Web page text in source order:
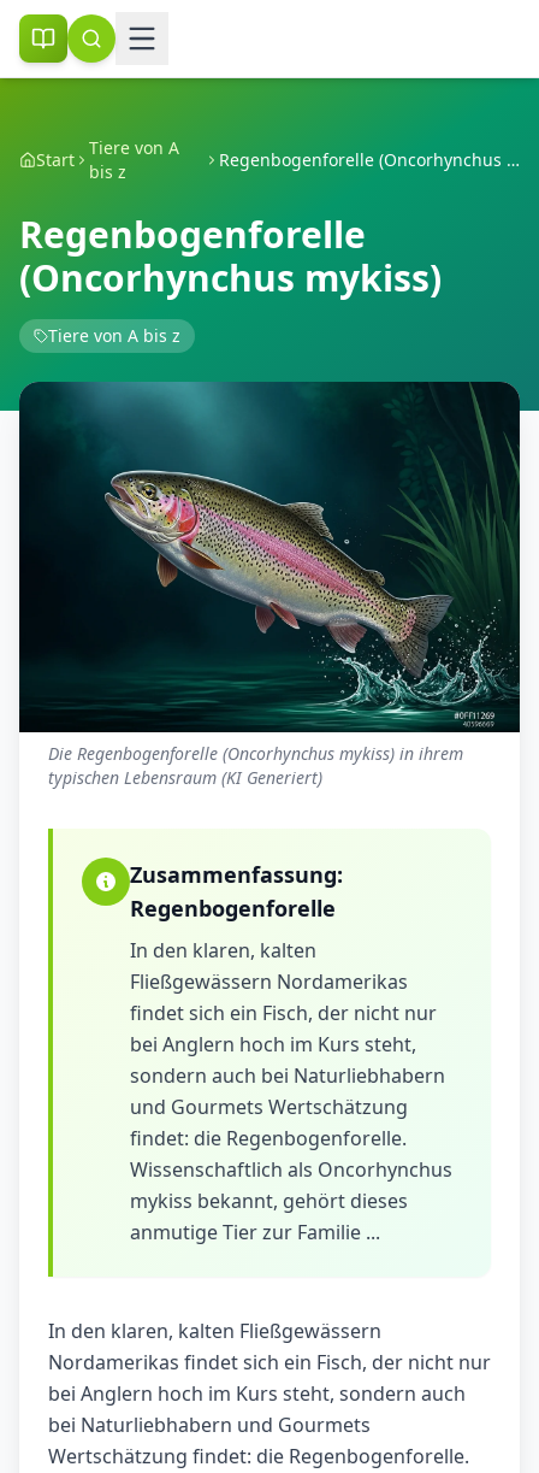
Start
Tiere von A
bis z
Regenbogenforelle (Oncorhynchus mykiss)
Regenbogenforelle
(Oncorhynchus mykiss)
Tiere von A bis z
Die Regenbogenforelle (Oncorhynchus mykiss) in ihrem
typischen Lebensraum (KI Generiert)
Zusammenfassung:
Regenbogenforelle
In den klaren, kalten
Fließgewässern Nordamerikas
findet sich ein Fisch, der nicht nur
bei Anglern hoch im Kurs steht,
sondern auch bei Naturliebhabern
und Gourmets Wertschätzung
findet: die Regenbogenforelle.
Wissenschaftlich als Oncorhynchus
mykiss bekannt, gehört dieses
anmutige Tier zur Familie ...
In den klaren, kalten Fließgewässern
Nordamerikas findet sich ein Fisch, der nicht nur
bei Anglern hoch im Kurs steht, sondern auch
bei Naturliebhabern und Gourmets
Wertschätzung findet: die Regenbogenforelle.